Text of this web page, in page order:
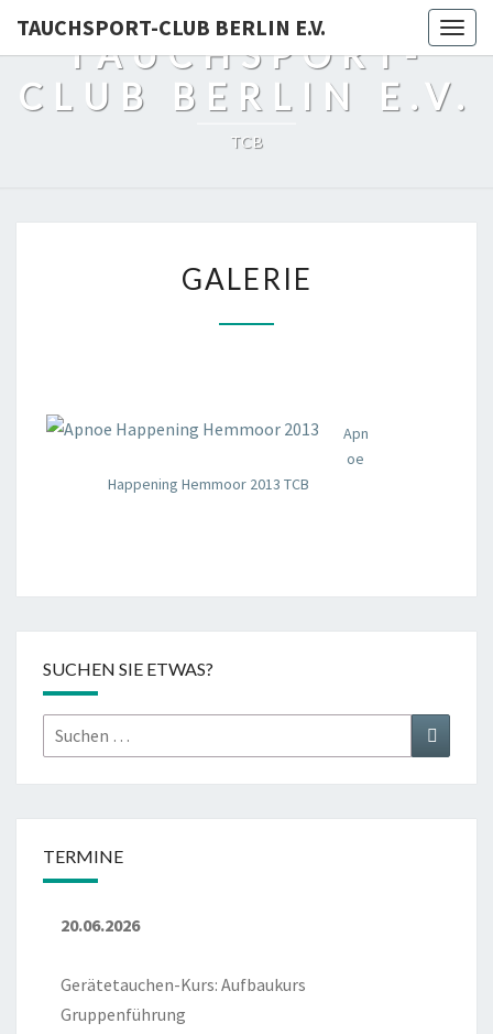
TAUCHSPORT-CLUB BERLIN E.V.
TAUCHSPORT-
CLUB BERLIN E.V.
TCB
GALERIE
Apn
oe
Happening Hemmoor 2013 TCB
SUCHEN SIE ETWAS?
Suchen
nach:
Suchen
TERMINE
20.06.2026
Gerätetauchen-Kurs: Aufbaukurs
Gruppenführung